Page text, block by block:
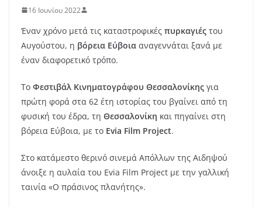
16 Ιουνίου 2022
Έναν χρόνο μετά τις καταστροφικές πυρκαγιές του
Αυγούστου, η βόρεια Εύβοια αναγεννάται ξανά με
έναν διαφορετικό τρόπο.
Το Φεστιβάλ Κινηματογράφου Θεσσαλονίκης για
πρώτη φορά στα 62 έτη ιστορίας του βγαίνει από τη
φυσική του έδρα, τη Θεσσαλονίκη και πηγαίνει στη
βόρεια Εύβοια, με το Evia Film Project.
Στο κατάμεστο θερινό σινεμά Απόλλων της Αιδηψού
άνοιξε η αυλαία του Evia Film Project με την γαλλική
ταινία «Ο πράσινος πλανήτης».